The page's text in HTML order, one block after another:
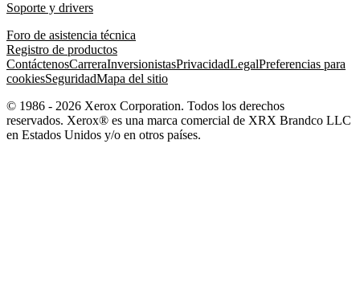
Soporte y drivers
Foro de asistencia técnica
Registro de productos
ContáctenosCarreraInversionistasPrivacidadLegalPreferencias para
cookiesSeguridadMapa del sitio
© 1986 - 2026 Xerox Corporation. Todos los derechos
reservados. Xerox® es una marca comercial de XRX Brandco LLC
en Estados Unidos y/o en otros países.